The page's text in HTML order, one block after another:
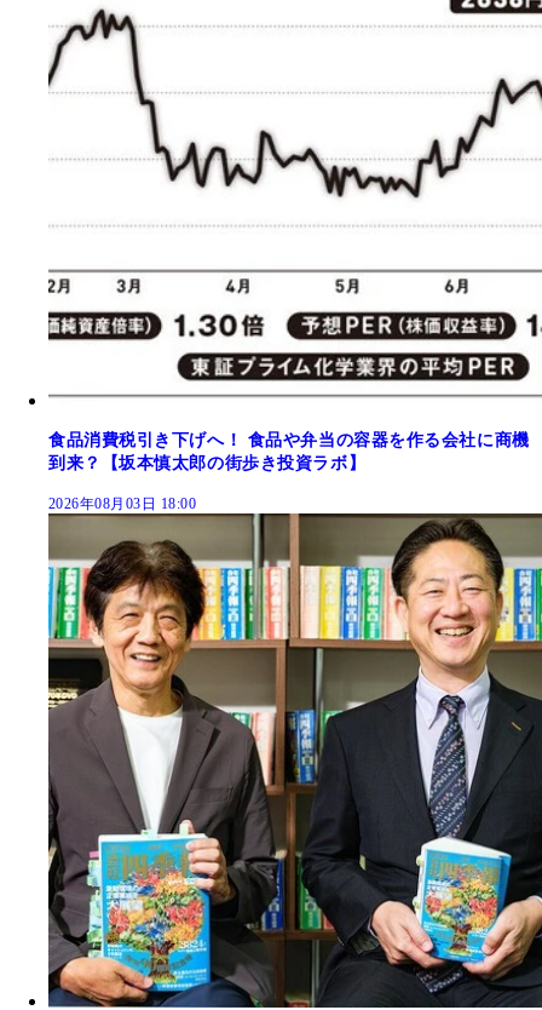
食品消費税引き下げへ！ 食品や弁当の容器を作る会社に商機
到来？【坂本慎太郎の街歩き投資ラボ】
2026年08月03日 18:00